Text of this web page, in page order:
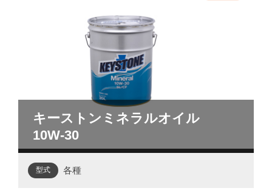
キーストンミネラルオイル
10W-30
型式 各種